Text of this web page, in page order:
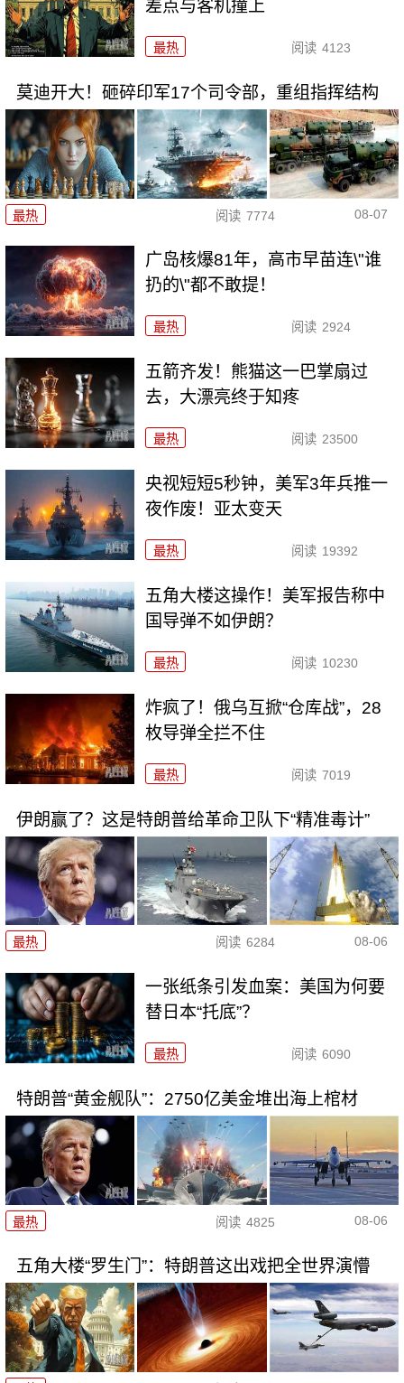
差点与客机撞上
最热 阅读 4123
莫迪开大！砸碎印军17个司令部，重组指挥结构
最热 阅读 7774 08-07
广岛核爆81年，高市早苗连\"谁
扔的\"都不敢提！
最热 阅读 2924
五箭齐发！熊猫这一巴掌扇过
去，大漂亮终于知疼
最热 阅读 23500
央视短短5秒钟，美军3年兵推一
夜作废！亚太变天
最热 阅读 19392
五角大楼这操作！美军报告称中
国导弹不如伊朗？
最热 阅读 10230
炸疯了！俄乌互掀“仓库战”，28
枚导弹全拦不住
最热 阅读 7019
伊朗赢了？这是特朗普给革命卫队下“精准毒计”
最热 阅读 6284 08-06
一张纸条引发血案：美国为何要
替日本“托底”？
最热 阅读 6090
特朗普“黄金舰队”：2750亿美金堆出海上棺材
最热 阅读 4825 08-06
五角大楼“罗生门”：特朗普这出戏把全世界演懵